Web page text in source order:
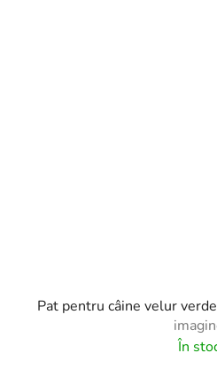
Pat pentru câine velur verde
În